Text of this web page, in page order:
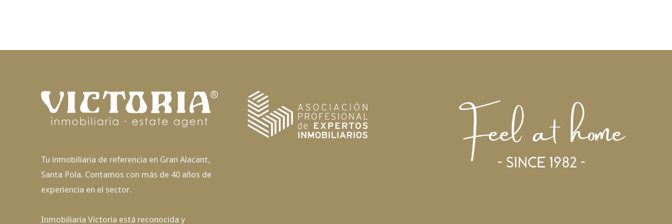
Tu inmobiliaria de referencia en Gran Alacant,
Santa Pola. Contamos con más de 40 años de
experiencia en el sector.
Inmobiliaria Victoria está reconocida y